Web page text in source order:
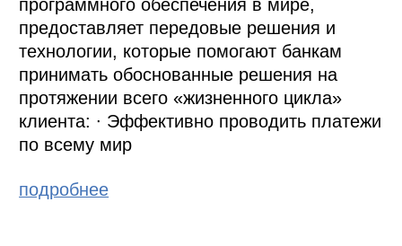
программного обеспечения в мире,
предоставляет передовые решения и
технологии, которые помогают банкам
принимать обоснованные решения на
протяжении всего «жизненного цикла»
клиента: ∙ Эффективно проводить платежи
по всему мир
подробнее